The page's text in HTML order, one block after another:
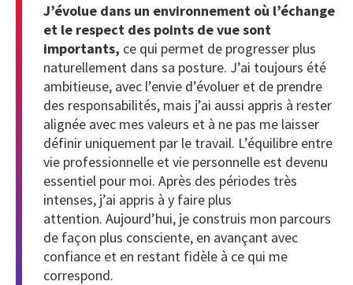
J’évolue dans un environnement où l’échange
et le respect des points de vue sont
importants, ce qui permet de progresser plus
naturellement dans sa posture. J’ai toujours été
ambitieuse, avec l’envie d’évoluer et de prendre
des responsabilités, mais j’ai aussi appris à rester
alignée avec mes valeurs et à ne pas me laisser
définir uniquement par le travail. L’équilibre entre
vie professionnelle et vie personnelle est devenu
essentiel pour moi. Après des périodes très
intenses, j’ai appris à y faire plus
attention. Aujourd’hui, je construis mon parcours
de façon plus consciente, en avançant avec
confiance et en restant fidèle à ce qui me
correspond.